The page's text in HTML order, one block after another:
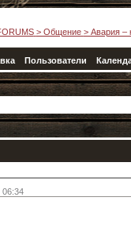
> Общение > Авария –
Пользователи
06:34